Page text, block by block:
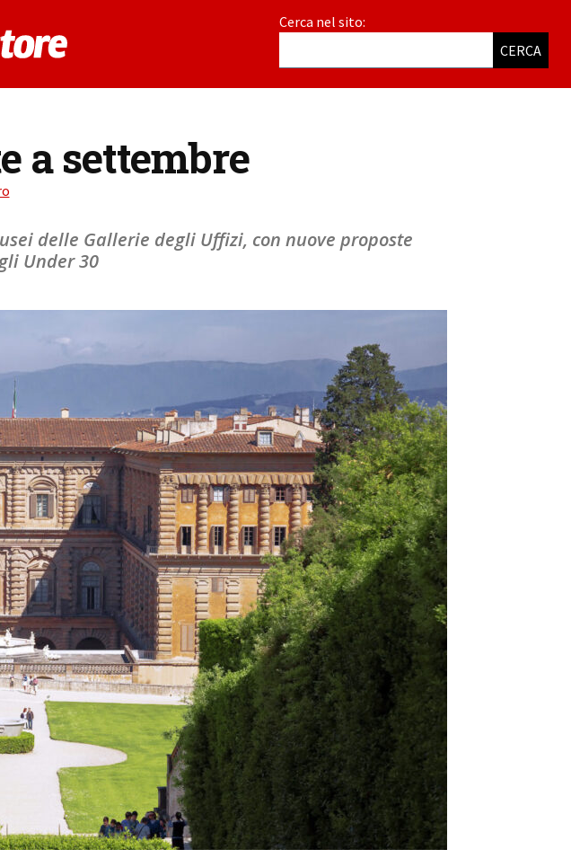
Cerca nel sito:
CERCA
a settembre
delle Gallerie degli Uffizi, con nuove proposte
Under 30